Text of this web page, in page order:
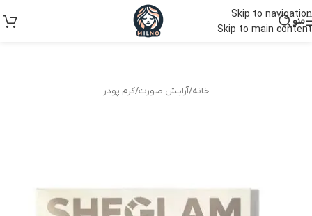
Skip to navigation
Skip to main content
منو
خانه/آرایش صورت/کرم پودر